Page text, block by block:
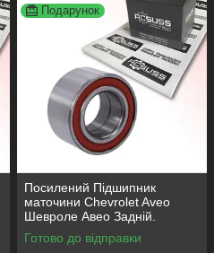
Подарунок
Посилений Підшипник
маточини Chevrolet Aveo
Шевроле Авео Задній.
АКСУСС Корея! VKBA3525 ,
R155.89 , 713630300
Готово до відправки